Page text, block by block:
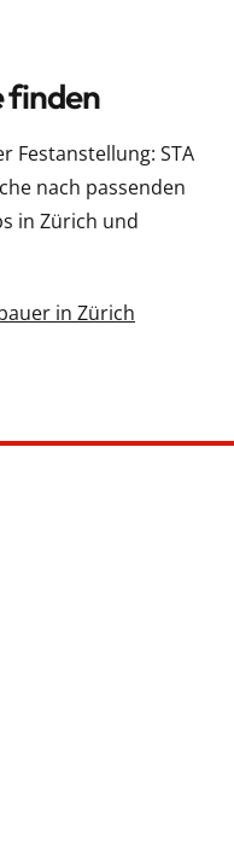
finden
Festanstellung: STA
nach passenden
in Zürich und
in Zürich